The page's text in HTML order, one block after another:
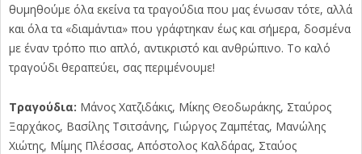
θυμηθούμε όλα εκείνα τα τραγούδια που μας ένωσαν τότε, αλλά
και όλα τα «διαμάντια» που γράφτηκαν έως και σήμερα, δοσμένα
με έναν τρόπο πιο απλό, αντικριστό και ανθρώπινο. Το καλό
τραγούδι θεραπεύει, σας περιμένουμε!
Τραγούδια: Μάνος Χατζιδάκις, Μίκης Θεοδωράκης, Σταύρος
Ξαρχάκος, Βασίλης Τσιτσάνης, Γιώργος Ζαμπέτας, Μανώλης
Χιώτης, Μίμης Πλέσσας, Απόστολος Καλδάρας, Σταύος